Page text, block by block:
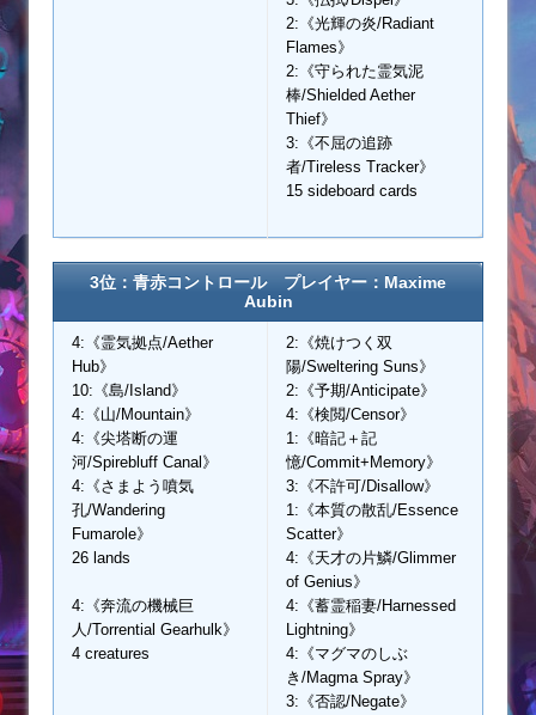
2:《光輝の炎/Radiant
Flames》
2:《守られた霊気泥
棒/Shielded Aether
Thief》
3:《不屈の追跡
者/Tireless Tracker》
15 sideboard cards
3位：青赤コントロール プレイヤー：Maxime
Aubin
4:《霊気拠点/Aether
Hub》
10:《島/Island》
4:《山/Mountain》
4:《尖塔断の運
河/Spirebluff Canal》
4:《さまよう噴気
孔/Wandering
Fumarole》
26 lands
4:《奔流の機械巨
人/Torrential Gearhulk》
4 creatures
2:《焼けつく双
陽/Sweltering Suns》
2:《予期/Anticipate》
4:《検閲/Censor》
1:《暗記＋記
憶/Commit+Memory》
3:《不許可/Disallow》
1:《本質の散乱/Essence
Scatter》
4:《天才の片鱗/Glimmer
of Genius》
4:《蓄霊稲妻/Harnessed
Lightning》
4:《マグマのしぶ
き/Magma Spray》
3:《否認/Negate》